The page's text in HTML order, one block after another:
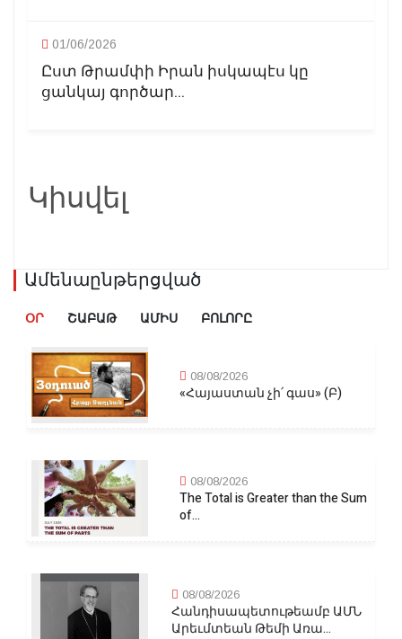
01/06/2026
Ըստ Թրամփի Իրան իսկապէս կը
ցանկայ գործար...
Կիսվել
Ամենաընթերցված
ՕՐ ՇԱԲԱԹ ԱՄԻՍ ԲՈԼՈՐԸ
08/08/2026
«Հայաստան չի՛ գաս» (Բ)
08/08/2026
The Total is Greater than the Sum
of...
08/08/2026
Հանդիսապետութեամբ ԱՄՆ
Արեւմտեան Թեմի Առա...